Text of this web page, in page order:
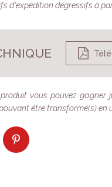
d'expédition dégressifs à
vous pouvez gagner
être transformé(s) en